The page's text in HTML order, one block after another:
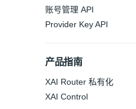
账号管理 API
Provider Key API
产品指南
XAI Router 私有化
XAI Control